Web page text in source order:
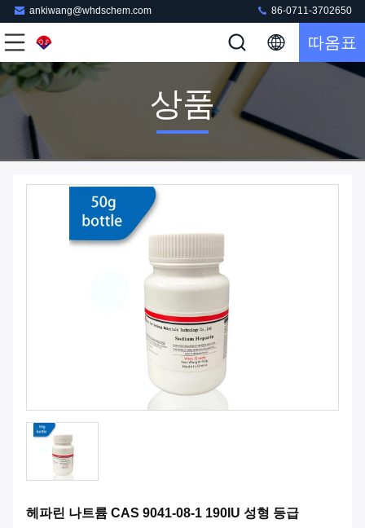
ankiwang@whdschem.com 86-0711-3702650
따옴표
상품
헤파린 나트륨 CAS 9041-08-1 190IU 성형 등급